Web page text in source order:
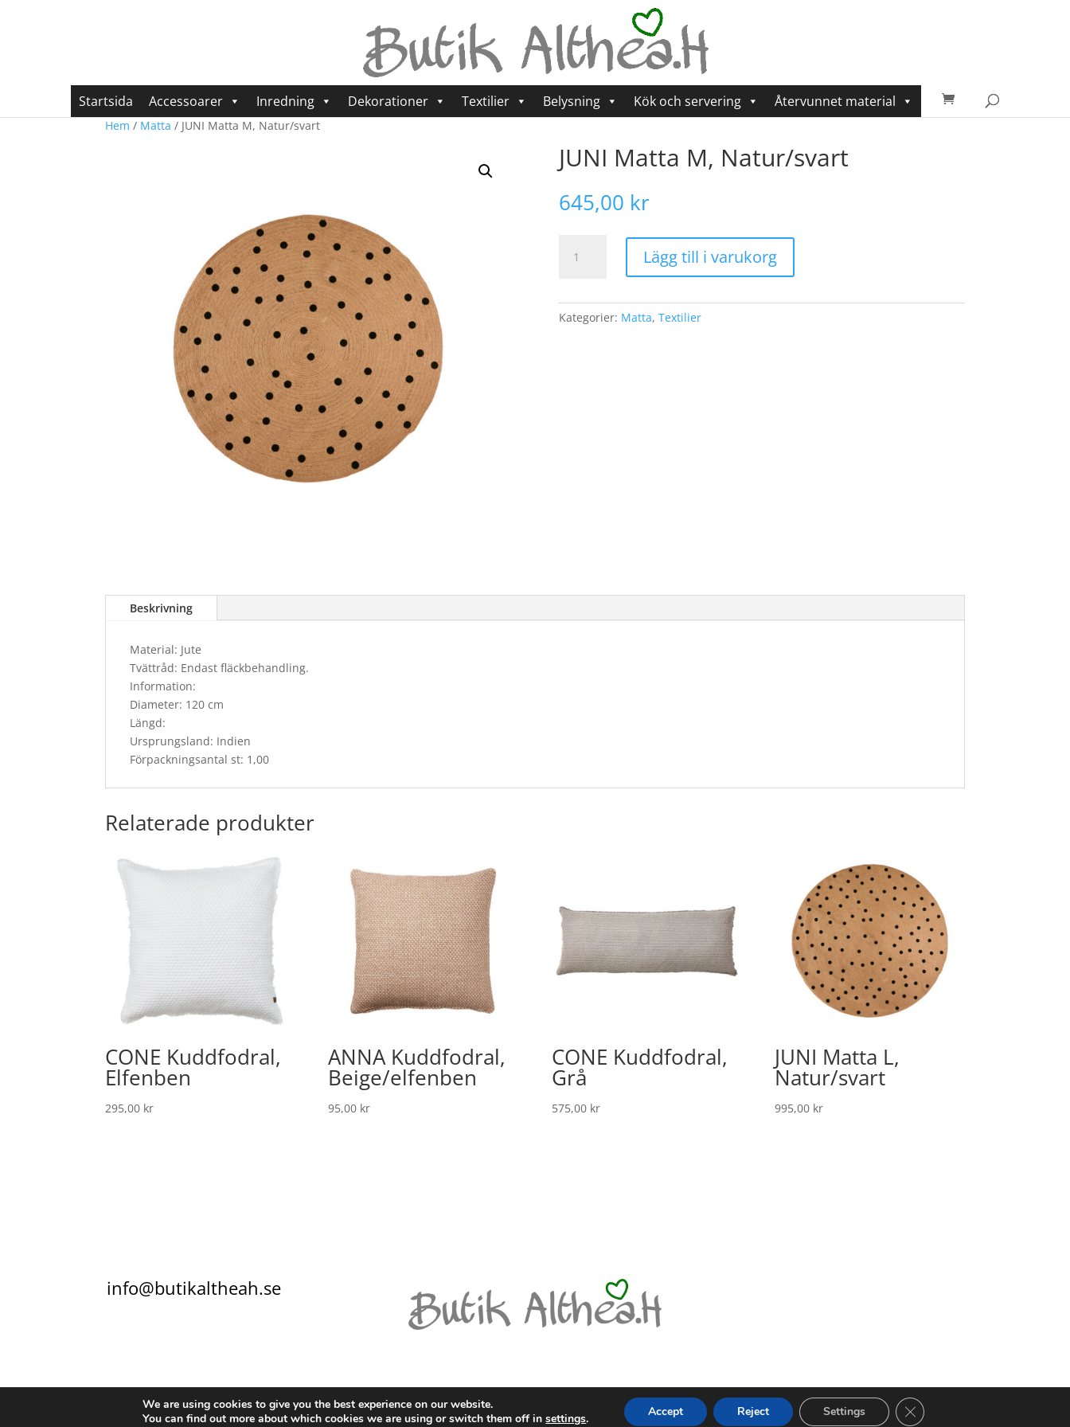
Startsida Accessoarer Inredning Dekorationer Textilier Belysning Kök och servering Återvunnet material
Hem / Matta / JUNI Matta M, Natur/svart
JUNI Matta M, Natur/svart
645,00 kr
Matta
mängd
Lägg till i varukorg
Kategorier: Matta, Textilier
Beskrivning
Material: Jute
Tvättråd: Endast fläckbehandling.
Information:
Diameter: 120 cm
Längd:
Ursprungsland: Indien
Förpackningsantal st: 1,00
Relaterade produkter
CONE Kuddfodral,
Elfenben
295,00 kr
ANNA Kuddfodral,
Beige/elfenben
95,00 kr
CONE Kuddfodral,
Grå
575,00 kr
JUNI Matta L,
Natur/svart
995,00 kr
info@butikaltheah.se
KONTAKT KÖPVILLKOR INTEGRITETSPOLICY
We are using cookies to give you the best experience on our website.
You can find out more about which cookies we are using or switch them off insettings. Accept Reject Settings Close GDPR Cookie Banner